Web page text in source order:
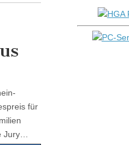
für
Jury…